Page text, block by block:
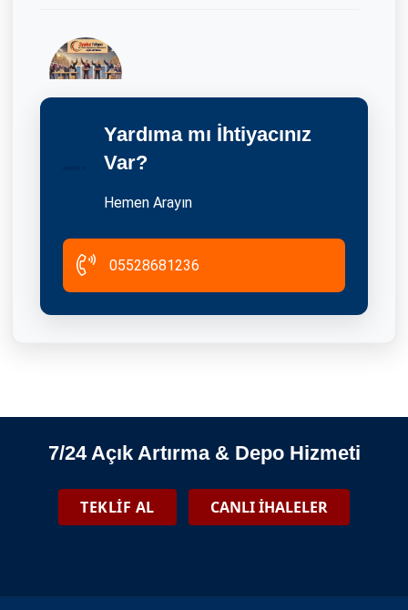
İstanbul’un Tüm Semtlerinde Güvenilir Depolama Hizmeti
06.01.2025
Sultangazi Eşya Depolama Ve Tasfiye İhaleleri
Pendik Eşya Depolama Ve Tasfiye İhaleleri
2026-06-08
Yardıma mı İhtiyacınız
Var?
Hemen Arayın
05528681236
7/24 Açık Artırma & Depo Hizmeti
TEKLİF AL CANLI İHALELER